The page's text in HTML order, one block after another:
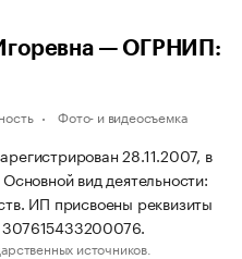
— ОГРНИП:
Фото- и видеосъемка
28.11.2007, в
вид деятельности:
ИП присвоены реквизиты
источников.